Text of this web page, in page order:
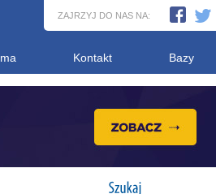
ZAJRZYJ DO NAS NA:
Kontakt Bazy